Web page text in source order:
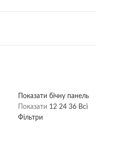
Показати бічну панель
Показати 12 24 36 Всі
Фільтри